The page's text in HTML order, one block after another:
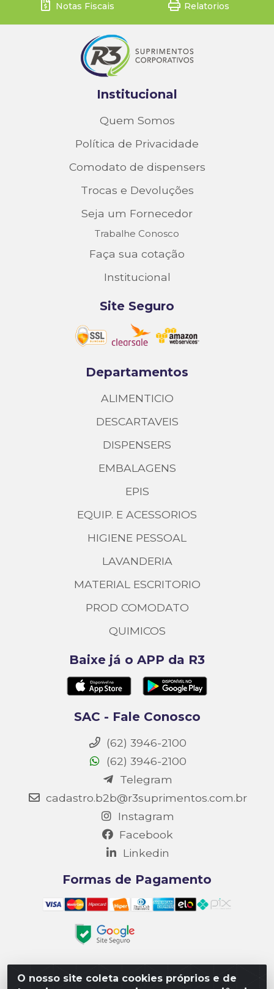
O nosso site coleta cookies próprios e de
Notas Fiscais Relatorios
Institucional
Quem Somos
Política de Privacidade
Comodato de dispensers
Trocas e Devoluções
Seja um Fornecedor
Trabalhe Conosco
Faça sua cotação
Institucional
Site Seguro
Departamentos
ALIMENTICIO
DESCARTAVEIS
DISPENSERS
EMBALAGENS
EPIS
EQUIP. E ACESSORIOS
HIGIENE PESSOAL
LAVANDERIA
MATERIAL ESCRITORIO
PROD COMODATO
QUIMICOS
Baixe já o APP da R3
SAC - Fale Conosco
(62) 3946-2100
(62) 3946-2100
Telegram
cadastro.b2b@r3suprimentos.com.br
Instagram
Facebook
Linkedin
Formas de Pagamento
Matriz R3 Suprimentos - Rua 14, Polo Empresarial Goiás